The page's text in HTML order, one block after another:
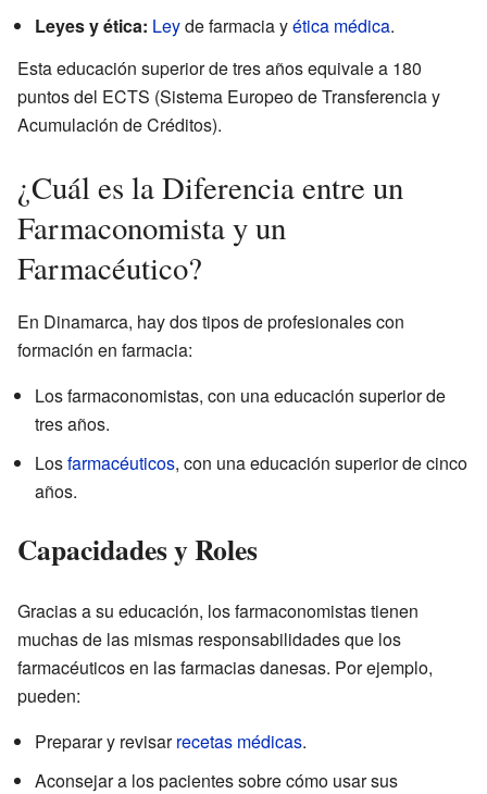
Leyes y ética: Leyde farmacia yética médica.
Esta educación superior de tres años equivale a 180
puntos del ECTS (Sistema Europeo de Transferencia y
Acumulación de Créditos).
¿Cuál es la Diferencia entre un
Farmaconomista y un
Farmacéutico?
En Dinamarca, hay dos tipos de profesionales con
formación en farmacia:
Los farmaconomistas, con una educación superior de
tres años.
Losfarmacéuticos, con una educación superior de cinco
años.
Capacidades y Roles
Gracias a su educación, los farmaconomistas tienen
muchas de las mismas responsabilidades que los
farmacéuticos en las farmacias danesas. Por ejemplo,
pueden:
Preparar y revisarrecetas médicas.
Aconsejar a los pacientes sobre cómo usar sus